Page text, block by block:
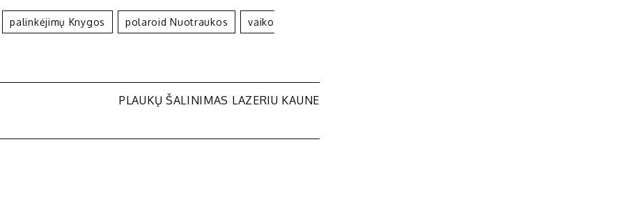
Palinkėjimų Knygos Polaroid Nuotraukos
Vaiko
PLAUKŲ ŠALINIMAS LAZERIU KAUNE